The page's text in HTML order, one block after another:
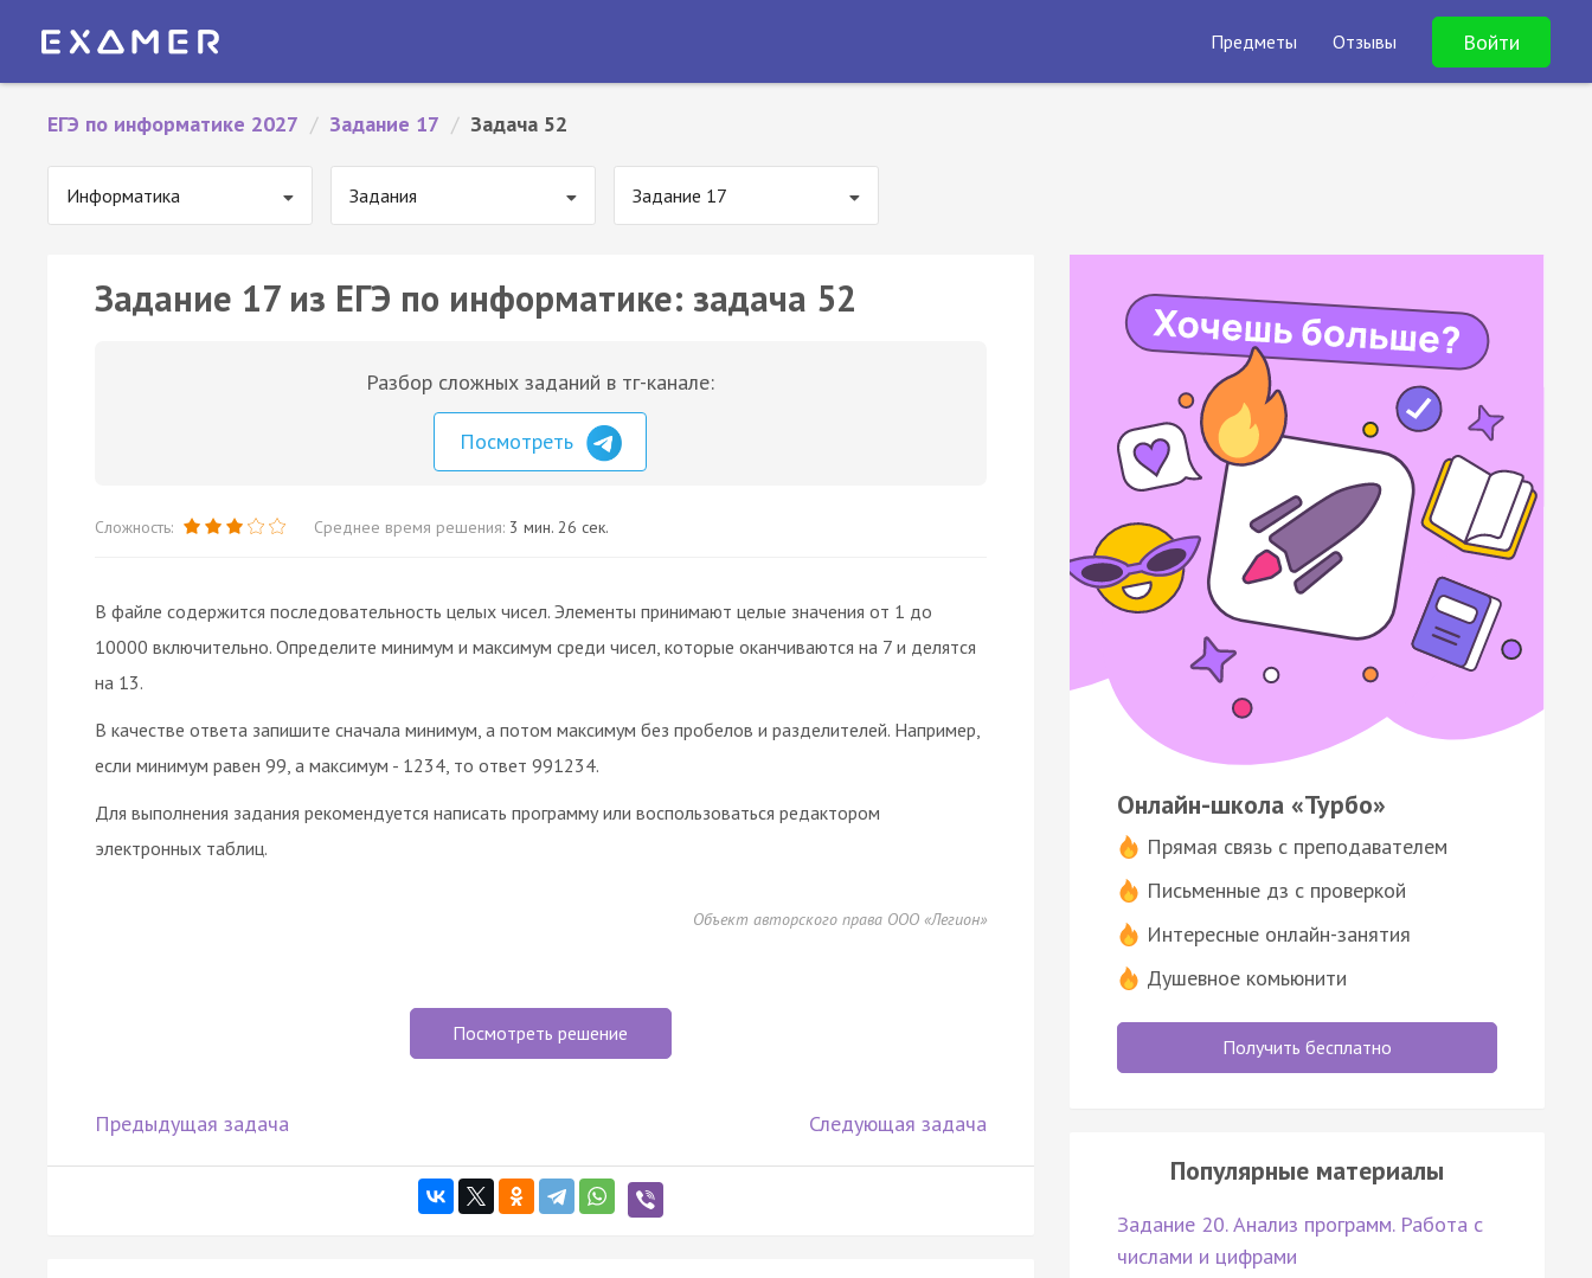
Предметы Отзывы Войти
ЕГЭ по информатике 2027 / Задание 17 / Задача 52
Информатика Задания Задание 17
Задание 17 из ЕГЭ по информатике: задача 52
Разбор сложных заданий в тг-канале:
Посмотреть
Сложность: Среднее время решения: 3 мин. 26 сек.
В файле содержится последовательность целых чисел. Элементы принимают целые значения от 1 до
10000 включительно. Определите минимум и максимум среди чисел, которые оканчиваются на 7 и делятся
на 13.
В качестве ответа запишите сначала минимум, а потом максимум без пробелов и разделителей. Например,
если минимум равен 99, а максимум - 1234, то ответ 991234.
Для выполнения задания рекомендуется написать программу или воспользоваться редактором
электронных таблиц.
Объект авторского права ООО «Легион»
Посмотреть решение
Предыдущая задача Следующая задача
Онлайн-школа «Турбо»
Прямая связь с преподавателем
Письменные дз с проверкой
Интересные онлайн-занятия
Душевное комьюнити
Получить бесплатно
Популярные материалы
Задание 20. Анализ программ. Работа с
числами и цифрами